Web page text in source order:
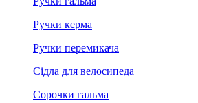
Ручки керма
Ручки перемикача
Сідла для велосипеда
Сорочки гальма